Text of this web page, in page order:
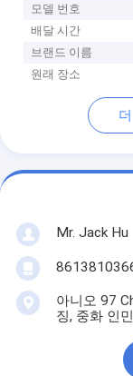
모델 번호
배달 시간
브랜드 이름
원래 장소
Mr. Jack Hu
아니오 97
징, 중화 인